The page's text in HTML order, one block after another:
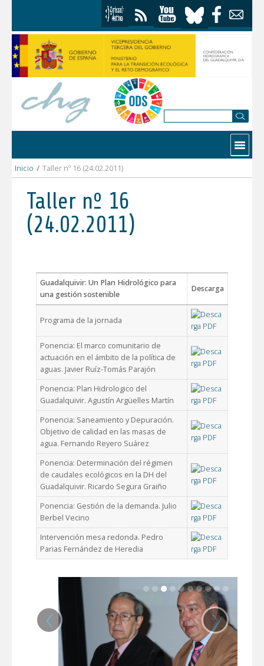
Contactar
Inicio / Taller nº 16 (24.02.2011)
Taller nº 16
(24.02.2011)
Guadalquivir: Un Plan Hidrológico para
una gestión sostenible
Descarga
Programa de la jornada
Ponencia: El marco comunitario de
actuación en el ámbito de la política de
aguas. Javier Ruíz-Tomás Parajón
Ponencia: Plan Hidrologico del
Guadalquivir. Agustín Argüelles Martín
Ponencia: Saneamiento y Depuración.
Objetivo de calidad en las masas de
agua. Fernando Reyero Suárez
Ponencia: Determinación del régimen
de caudales ecológicos en la DH del
Guadalquivir. Ricardo Segura Graiño
Ponencia: Gestión de la demanda. Julio
Berbel Vecino
Intervención mesa redonda. Pedro
Parias Fernández de Heredia
‹ ›